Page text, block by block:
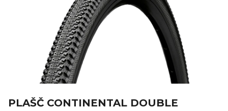
PLAŠČ CONTINENTAL DOUBLE